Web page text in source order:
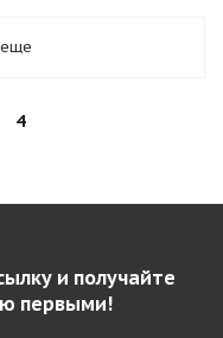
4
и получайте
первыми!